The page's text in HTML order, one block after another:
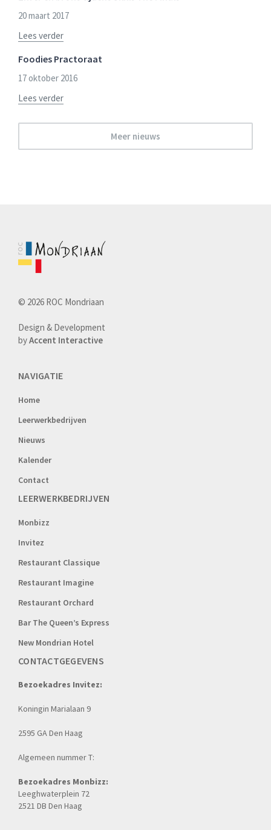
20 maart 2017
Lees verder
Foodies Practoraat
17 oktober 2016
Lees verder
Meer nieuws
© 2026 ROC Mondriaan
Design & Development
byAccent Interactive
NAVIGATIE
Home
Leerwerkbedrijven
Nieuws
Kalender
Contact
LEERWERKBEDRIJVEN
Monbizz
Invitez
Restaurant Classique
Restaurant Imagine
Restaurant Orchard
Bar The Queen’s Express
New Mondrian Hotel
CONTACTGEGEVENS
Bezoekadres Invitez:
Koningin Marialaan 9
2595 GA Den Haag
Algemeen nummer T:
Bezoekadres Monbizz:
Leeghwaterplein 72
2521 DB Den Haag